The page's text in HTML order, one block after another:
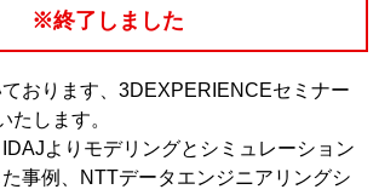
※終了しました
おります、3DEXPERIENCEセミナー
たします。
よりモデリングとシミュレーション
事例、NTTデータエンジニアリングシ